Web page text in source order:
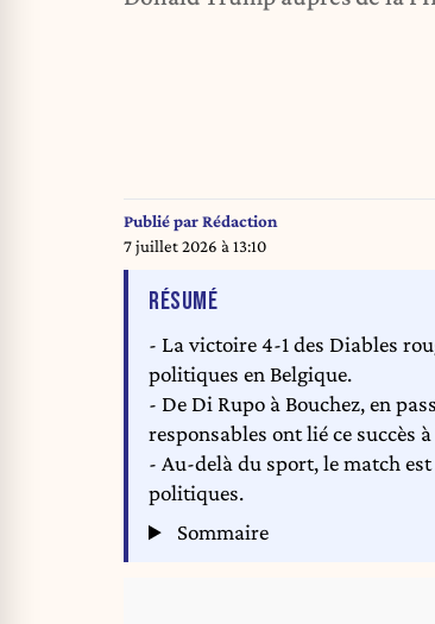
Publié parRédaction
7 juillet 2026 à 13:10
RÉSUMÉDE L'ARTICLE
- La victoire 4-1 des Diables
politiques en Belgique.
- De Di Rupo à Bouchez, en
responsables ont lié ce succès
- Au-delà du sport, le match
politiques.
Sommaire